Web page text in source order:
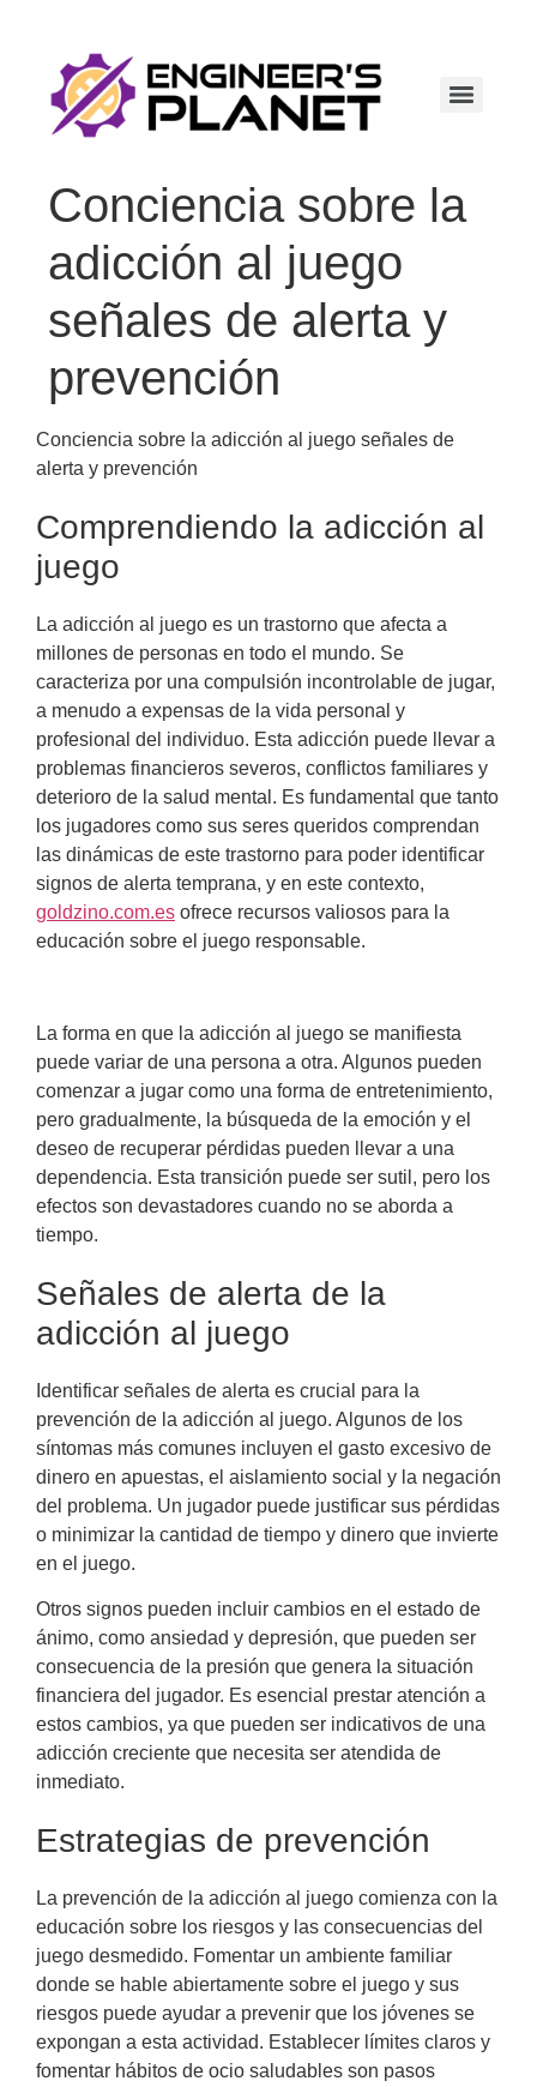
Conciencia sobre la
adicción al juego
señales de alerta y
prevención
Conciencia sobre la adicción al juego señales de
alerta y prevención
Comprendiendo la adicción al
juego
La adicción al juego es un trastorno que afecta a
millones de personas en todo el mundo. Se
caracteriza por una compulsión incontrolable de jugar,
a menudo a expensas de la vida personal y
profesional del individuo. Esta adicción puede llevar a
problemas financieros severos, conflictos familiares y
deterioro de la salud mental. Es fundamental que tanto
los jugadores como sus seres queridos comprendan
las dinámicas de este trastorno para poder identificar
signos de alerta temprana, y en este contexto,
goldzino.com.es ofrece recursos valiosos para la
educación sobre el juego responsable.
La forma en que la adicción al juego se manifiesta
puede variar de una persona a otra. Algunos pueden
comenzar a jugar como una forma de entretenimiento,
pero gradualmente, la búsqueda de la emoción y el
deseo de recuperar pérdidas pueden llevar a una
dependencia. Esta transición puede ser sutil, pero los
efectos son devastadores cuando no se aborda a
tiempo.
Señales de alerta de la
adicción al juego
Identificar señales de alerta es crucial para la
prevención de la adicción al juego. Algunos de los
síntomas más comunes incluyen el gasto excesivo de
dinero en apuestas, el aislamiento social y la negación
del problema. Un jugador puede justificar sus pérdidas
o minimizar la cantidad de tiempo y dinero que invierte
en el juego.
Otros signos pueden incluir cambios en el estado de
ánimo, como ansiedad y depresión, que pueden ser
consecuencia de la presión que genera la situación
financiera del jugador. Es esencial prestar atención a
estos cambios, ya que pueden ser indicativos de una
adicción creciente que necesita ser atendida de
inmediato.
Estrategias de prevención
La prevención de la adicción al juego comienza con la
educación sobre los riesgos y las consecuencias del
juego desmedido. Fomentar un ambiente familiar
donde se hable abiertamente sobre el juego y sus
riesgos puede ayudar a prevenir que los jóvenes se
expongan a esta actividad. Establecer límites claros y
fomentar hábitos de ocio saludables son pasos